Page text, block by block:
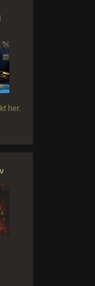
her.